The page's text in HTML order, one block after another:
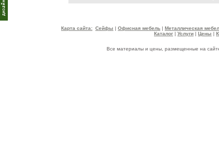
Карта сайта: Сейфы | Офисная мебель | Металлическая
Каталог | Услуги | Цены |
Все материалы и цены, размещенные на